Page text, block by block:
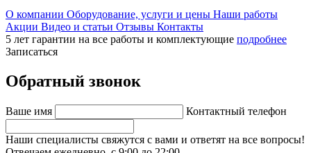
О компании Оборудование, услуги и цены Наши работы
Акции Видео и статьи Отзывы Контакты
5 лет гарантии на все работы и комплектующие подробнее
Записаться
Обратный звонок
Ваше имя Контактный телефон
Наши специалисты свяжутся с вами и ответят на все вопросы!